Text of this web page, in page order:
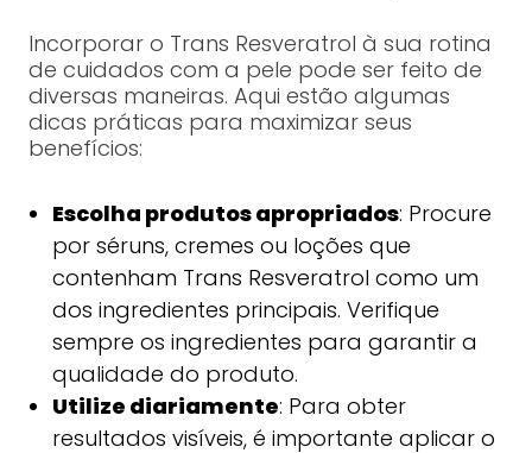
Incorporar o Trans Resveratrol à sua rotina
de cuidados com a pele pode ser feito de
diversas maneiras. Aqui estão algumas
dicas práticas para maximizar seus
benefícios:
Escolha produtos apropriados: Procure
por séruns, cremes ou loções que
contenham Trans Resveratrol como um
dos ingredientes principais. Verifique
sempre os ingredientes para garantir a
qualidade do produto.
Utilize diariamente: Para obter
resultados visíveis, é importante aplicar o